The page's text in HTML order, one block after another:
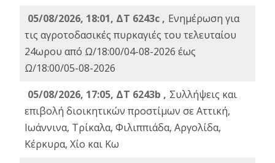
05/08/2026, 18:01, ΔΤ 6243c , Ενημέρωση για
τις αγροτοδασικές πυρκαγιές του τελευταίου
24ωρου από Ω/18:00/04-08-2026 έως
Ω/18:00/05-08-2026
05/08/2026, 17:05, ΔΤ 6243b , Συλλήψεις και
επιβολή διοικητικών προστίμων σε Αττική,
Ιωάννινα, Τρίκαλα, Φιλιππιάδα, Αργολίδα,
Κέρκυρα, Χίο και Κω